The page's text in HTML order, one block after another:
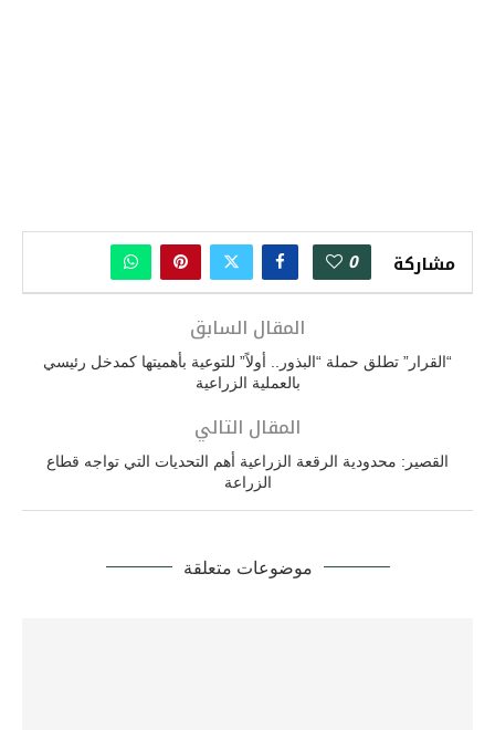
مشاركة 0
المقال السابق
“القرار” تطلق حملة “البذور.. أولاً” للتوعية بأهميتها كمدخل رئيسي
بالعملية الزراعية
المقال التالي
القصير: محدودية الرقعة الزراعية أهم التحديات التي تواجه قطاع
الزراعة
موضوعات متعلقة